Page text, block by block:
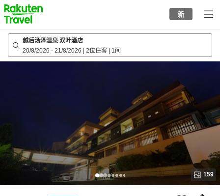
to
top
page
新
越后汤泽温泉 双叶酒店
20/8/2026 - 21/8/2026 2位住客 1间
159